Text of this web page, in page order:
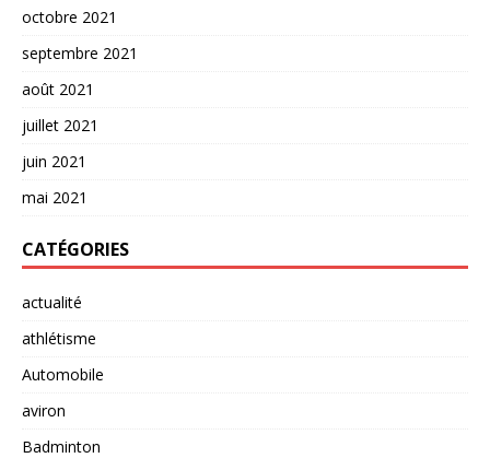
octobre 2021
septembre 2021
août 2021
juillet 2021
juin 2021
mai 2021
CATÉGORIES
actualité
athlétisme
Automobile
aviron
Badminton